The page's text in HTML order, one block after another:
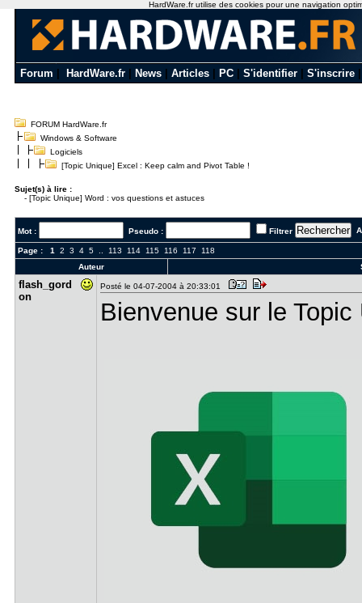
Forum HardWare.fr News Articles PC S'identifier S'inscrire
FORUM HardWare.fr
Windows & Software
Logiciels
[Topic Unique] Excel : Keep calm and Pivot Table !
Sujet(s) à lire :
- [Topic Unique] Word : vos questions et astuces
Mot : Pseudo : Filtrer
Page : 1 2 3 4 5.. 113 114 115 116 117
118
Auteur
flash_gord​
on
Posté le 04-07-2004 à 20:33:01
Bienvenue sur le
HardWare.fr utilise des cookies pour une navigation